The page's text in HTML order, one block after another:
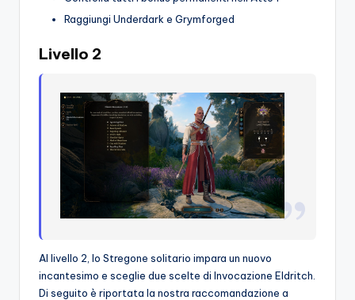
Raggiungi Underdark e Grymforged
Livello 2
Al livello 2, lo Stregone solitario impara un nuovo
incantesimo e sceglie due scelte di Invocazione Eldritch.
Di seguito è riportata la nostra raccomandazione a